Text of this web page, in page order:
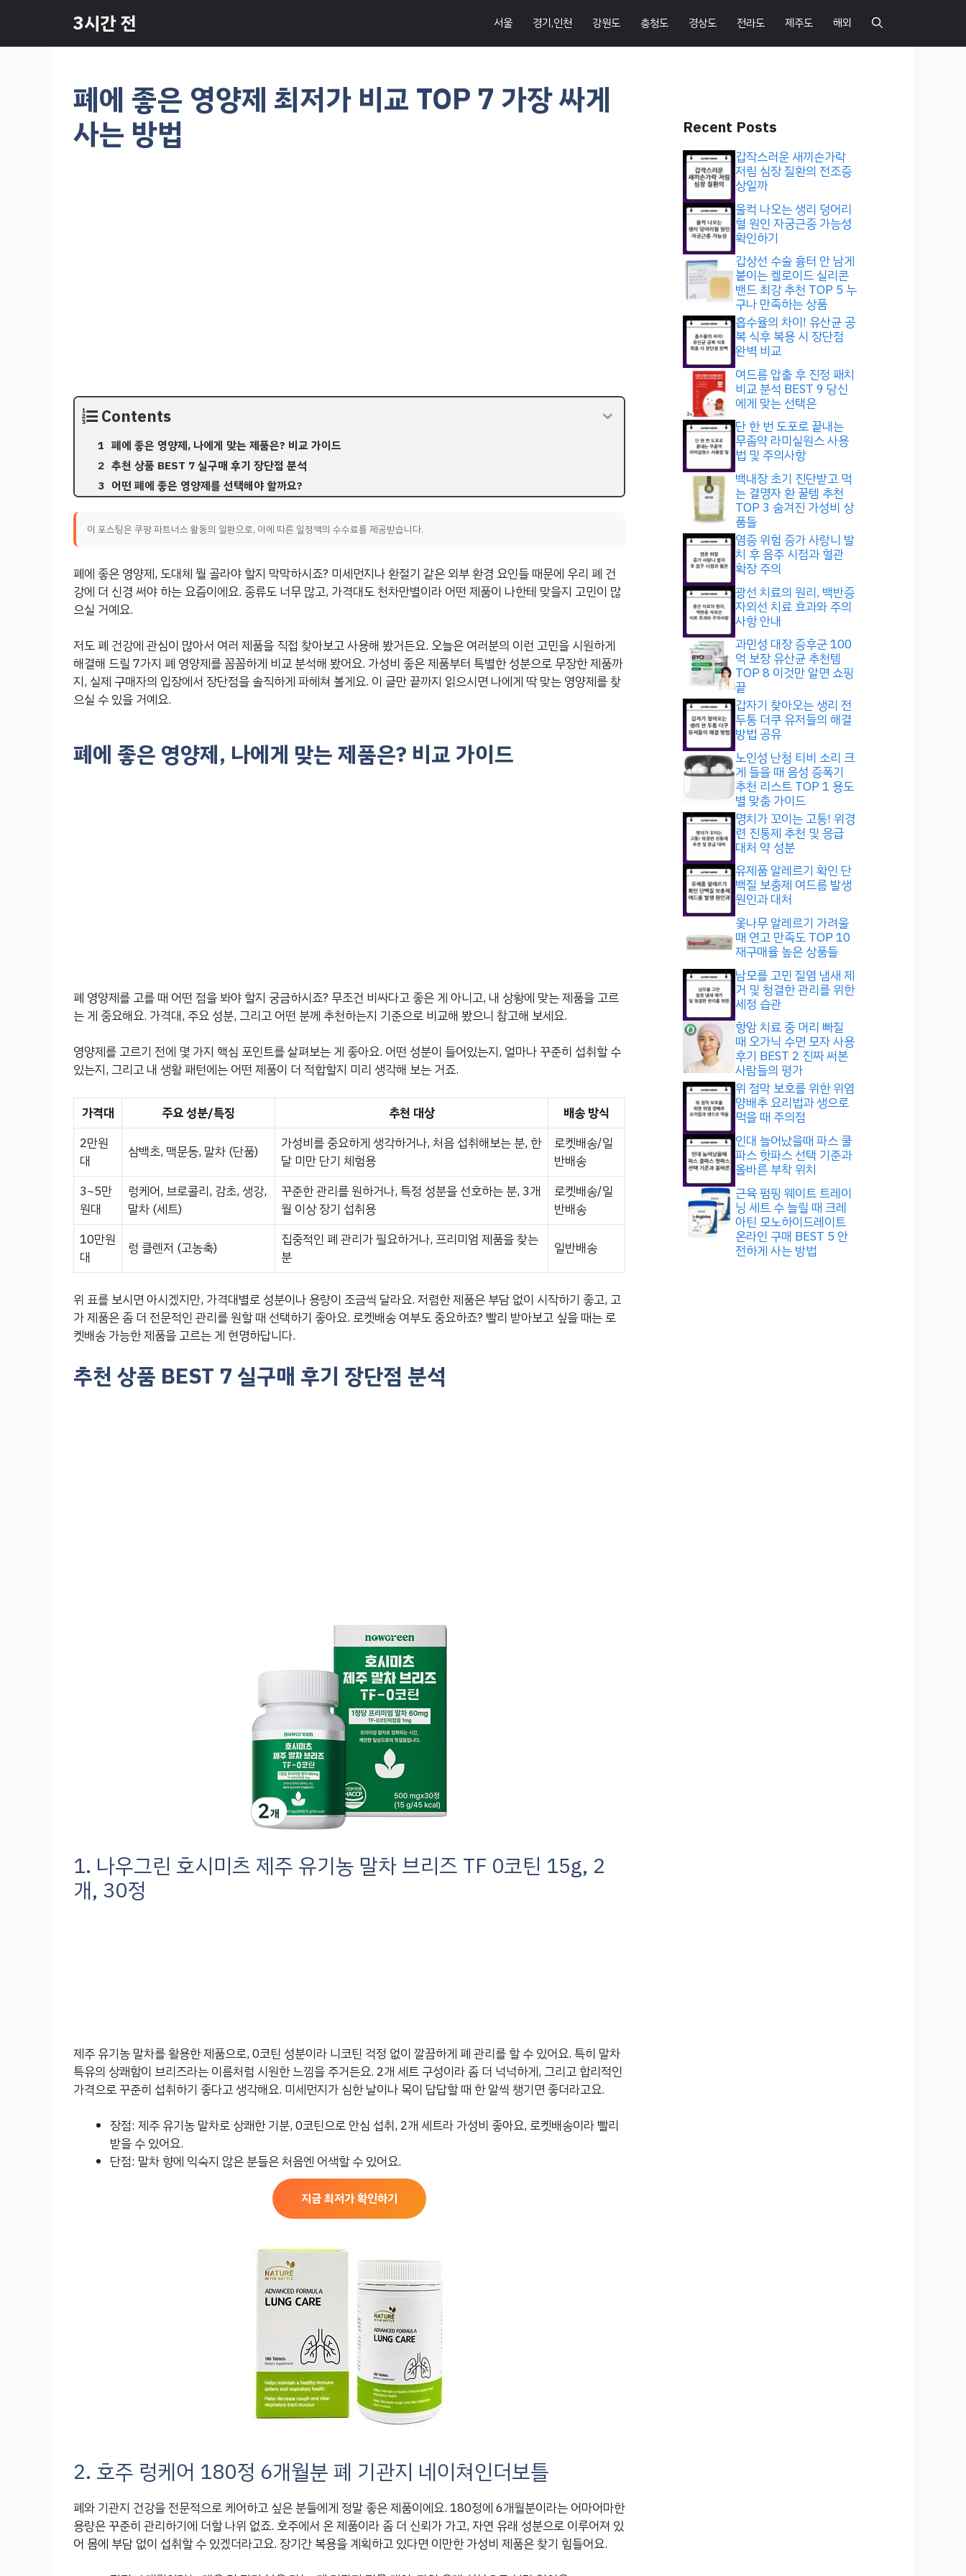
츠
3시간 전 서울 경기,인천 강원도 충청도 경상도 전라도 제주도 해외
폐에 좋은 영양제 최저가 비교 TOP 7 가장 싸게
사는 방법
Contents
폐에 좋은 영양제, 나에게 맞는 제품은? 비교 가이드
추천 상품 BEST 7 실구매 후기 장단점 분석
어떤 폐에 좋은 영양제를 선택해야 할까요?
이 포스팅은 쿠팡 파트너스 활동의 일환으로, 이에 따른 일정액의 수수료를 제공받습니다.
폐에 좋은 영양제, 도대체 뭘 골라야 할지 막막하시죠? 미세먼지나 환절기 같은 외부 환경 요인들 때문에 우리 폐 건
강에 더 신경 써야 하는 요즘이에요. 종류도 너무 많고, 가격대도 천차만별이라 어떤 제품이 나한테 맞을지 고민이 많
으실 거예요.
저도 폐 건강에 관심이 많아서 여러 제품을 직접 찾아보고 사용해 봤거든요. 오늘은 여러분의 이런 고민을 시원하게
해결해 드릴 7가지 폐 영양제를 꼼꼼하게 비교 분석해 봤어요. 가성비 좋은 제품부터 특별한 성분으로 무장한 제품까
지, 실제 구매자의 입장에서 장단점을 솔직하게 파헤쳐 볼게요. 이 글만 끝까지 읽으시면 나에게 딱 맞는 영양제를 찾
으실 수 있을 거예요.
폐에 좋은 영양제, 나에게 맞는 제품은? 비교 가이드
폐 영양제를 고를 때 어떤 점을 봐야 할지 궁금하시죠? 무조건 비싸다고 좋은 게 아니고, 내 상황에 맞는 제품을 고르
는 게 중요해요. 가격대, 주요 성분, 그리고 어떤 분께 추천하는지 기준으로 비교해 봤으니 참고해 보세요.
영양제를 고르기 전에 몇 가지 핵심 포인트를 살펴보는 게 좋아요. 어떤 성분이 들어있는지, 얼마나 꾸준히 섭취할 수
있는지, 그리고 내 생활 패턴에는 어떤 제품이 더 적합할지 미리 생각해 보는 거죠.
가격대 주요 성분/특징 추천 대상
배송 방식
2만원
대
삼백초, 맥문동, 말차 (단품)
가성비를 중요하게 생각하거나, 처음 섭취해보는 분, 한
달 미만 단기 체험용
로켓배송/일
반배송
3~5만
원대
렁케어, 브로콜리, 감초, 생강,
말차 (세트)
꾸준한 관리를 원하거나, 특정 성분을 선호하는 분, 3개
월 이상 장기 섭취용
로켓배송/일
반배송
10만원
대
렁 클렌저 (고농축)
집중적인 폐 관리가 필요하거나, 프리미엄 제품을 찾는
분
일반배송
위 표를 보시면 아시겠지만, 가격대별로 성분이나 용량이 조금씩 달라요. 저렴한 제품은 부담 없이 시작하기 좋고, 고
가 제품은 좀 더 전문적인 관리를 원할 때 선택하기 좋아요. 로켓배송 여부도 중요하죠? 빨리 받아보고 싶을 때는 로
켓배송 가능한 제품을 고르는 게 현명하답니다.
추천 상품 BEST 7 실구매 후기 장단점 분석
1. 나우그린 호시미츠 제주 유기농 말차 브리즈 TF 0코틴 15g, 2
개, 30정
제주 유기농 말차를 활용한 제품으로, 0코틴 성분이라 니코틴 걱정 없이 깔끔하게 폐 관리를 할 수 있어요. 특히 말차
특유의 상쾌함이 브리즈라는 이름처럼 시원한 느낌을 주거든요. 2개 세트 구성이라 좀 더 넉넉하게, 그리고 합리적인
가격으로 꾸준히 섭취하기 좋다고 생각해요. 미세먼지가 심한 날이나 목이 답답할 때 한 알씩 챙기면 좋더라고요.
장점: 제주 유기농 말차로 상쾌한 기분, 0코틴으로 안심 섭취, 2개 세트라 가성비 좋아요, 로켓배송이라 빨리
받을 수 있어요.
단점: 말차 향에 익숙지 않은 분들은 처음엔 어색할 수 있어요.
지금 최저가 확인하기
2. 호주 렁케어 180정 6개월분 폐 기관지 네이쳐인더보틀
폐와 기관지 건강을 전문적으로 케어하고 싶은 분들에게 정말 좋은 제품이에요. 180정에 6개월분이라는 어마어마한
용량은 꾸준히 관리하기에 더할 나위 없죠. 호주에서 온 제품이라 좀 더 신뢰가 가고, 자연 유래 성분으로 이루어져 있
어 몸에 부담 없이 섭취할 수 있겠더라고요. 장기간 복용을 계획하고 있다면 이만한 가성비 제품은 찾기 힘들어요.
Recent Posts
갑작스러운 새끼손가락
저림 심장 질환의 전조증
상일까
울컥 나오는 생리 덩어리
혈 원인 자궁근종 가능성
확인하기
갑상선 수술 흉터 안 남게
붙이는 켈로이드 실리콘
밴드 최강 추천 TOP 5 누
구나 만족하는 상품
흡수율의 차이! 유산균 공
복 식후 복용 시 장단점
완벽 비교
여드름 압출 후 진정 패치
비교 분석 BEST 9 당신
에게 맞는 선택은
단 한 번 도포로 끝내는
무좀약 라미실원스 사용
법 및 주의사항
백내장 초기 진단받고 먹
는 결명자 환 꿀템 추천
TOP 3 숨겨진 가성비 상
품들
염증 위험 증가 사랑니 발
치 후 음주 시점과 혈관
확장 주의
광선 치료의 원리, 백반증
자외선 치료 효과와 주의
사항 안내
과민성 대장 증후군 100
억 보장 유산균 추천템
TOP 8 이것만 알면 쇼핑
끝
갑자기 찾아오는 생리 전
두통 더쿠 유저들의 해결
방법 공유
노인성 난청 티비 소리 크
게 들을 때 음성 증폭기
추천 리스트 TOP 1 용도
별 맞춤 가이드
명치가 꼬이는 고통! 위경
련 진통제 추천 및 응급
대처 약 성분
유제품 알레르기 확인 단
백질 보충제 여드름 발생
원인과 대처
옻나무 알레르기 가려울
때 연고 만족도 TOP 10
재구매율 높은 상품들
남모를 고민 질염 냄새 제
거 및 청결한 관리를 위한
세정 습관
항암 치료 중 머리 빠질
때 오가닉 수면 모자 사용
후기 BEST 2 진짜 써본
사람들의 평가
위 점막 보호를 위한 위염
양배추 요리법과 생으로
먹을 때 주의점
인대 늘어났을때 파스 쿨
파스 핫파스 선택 기준과
올바른 부착 위치
근육 펌핑 웨이트 트레이
닝 세트 수 늘릴 때 크레
아틴 모노하이드레이트
온라인 구매 BEST 5 안
전하게 사는 방법